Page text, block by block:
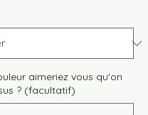
aimeriez vous qu'on
? (facultatif)